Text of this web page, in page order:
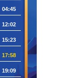
04:45
12:02
15:23
17:58
19:09